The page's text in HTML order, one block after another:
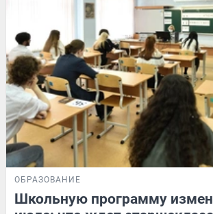
ОБРАЗОВАНИЕ
Школьную программу